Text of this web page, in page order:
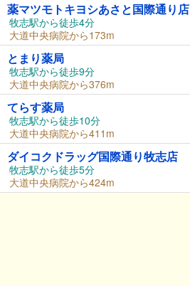
薬マツモトキヨシあさと国際通り店
牧志駅から徒歩4分
大道中央病院から173m
とまり薬局
牧志駅から徒歩9分
大道中央病院から376m
てらす薬局
牧志駅から徒歩10分
大道中央病院から411m
ダイコクドラッグ国際通り牧志店
牧志駅から徒歩5分
大道中央病院から424m